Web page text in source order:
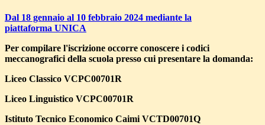
Dal 18 gennaio al 10 febbraio 2024 mediante la
piattaforma UNICA
Per compilare l'iscrizione occorre conoscere i codici
meccanografici della scuola presso cui presentare la domanda:
Liceo Classico VCPC00701R
Liceo Linguistico VCPC00701R
Istituto Tecnico Economico Caimi VCTD00701Q